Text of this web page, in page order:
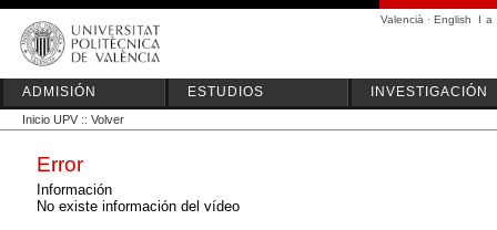
Valencià · English I a
ADMISIÓN ESTUDIOS INVESTIGACIÓN
Inicio UPV :: Volver
Error
Información
No existe información del vídeo